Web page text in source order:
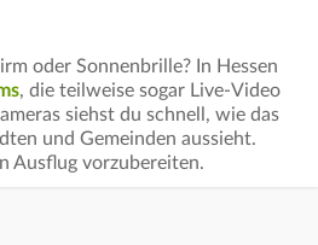
oder Sonnenbrille? In Hessen
, die teilweise sogar Live-Video
siehst du schnell, wie das
und Gemeinden aussieht.
Ausflug vorzubereiten.